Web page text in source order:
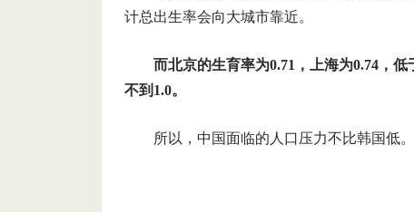
计总出生率会向大城市靠近。
而北京的生育率为0.71，上海为0.74，
不到1.0。
所以，中国面临的人口压力不比韩国低。